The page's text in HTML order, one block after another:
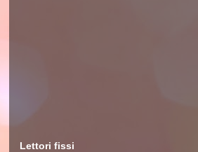
Lettori fissi